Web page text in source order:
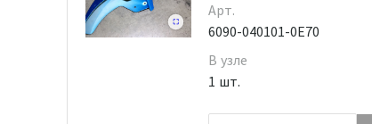
Арт.
6090-040101-0E70
В узле
1 шт.